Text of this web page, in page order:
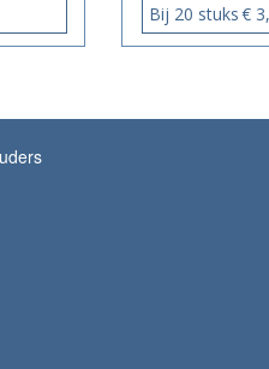
Bij 20 stuks€